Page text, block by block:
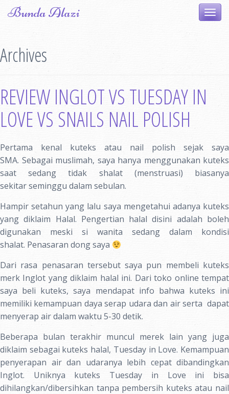
Bunda Alazi
Archives
REVIEW INGLOT VS TUESDAY IN
LOVE VS SNAILS NAIL POLISH
Pertama kenal kuteks atau nail polish sejak saya
SMA. Sebagai muslimah, saya hanya menggunakan kuteks
saat sedang tidak shalat (menstruasi) biasanya
sekitar seminggu dalam sebulan.
Hampir setahun yang lalu saya mengetahui adanya kuteks
yang diklaim Halal. Pengertian halal disini adalah boleh
digunakan meski si wanita sedang dalam kondisi
shalat. Penasaran dong saya
Dari rasa penasaran tersebut saya pun membeli kuteks
merk Inglot yang diklaim halal ini. Dari toko online tempat
saya beli kuteks, saya mendapat info bahwa kuteks ini
memiliki kemampuan daya serap udara dan air serta dapat
menyerap air dalam waktu 5-30 detik.
Beberapa bulan terakhir muncul merek lain yang juga
diklaim sebagai kuteks halal, Tuesday in Love. Kemampuan
penyerapan air dan udaranya lebih cepat dibandingkan
Inglot. Uniknya kuteks Tuesday in Love ini bisa
dihilangkan/dibersihkan tanpa pembersih kuteks atau nail